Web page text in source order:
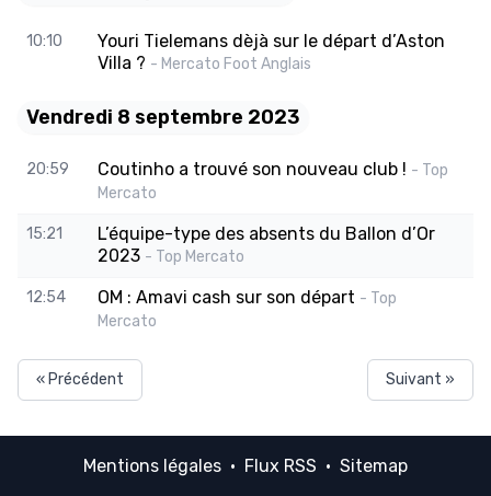
10:10
Youri Tielemans dèjà sur le départ d’Aston
Villa ? - Mercato Foot Anglais
Vendredi 8 septembre 2023
20:59 Coutinho a trouvé son nouveau club ! - Top
Mercato
15:21
L’équipe-type des absents du Ballon d’Or
2023 - Top Mercato
12:54 OM : Amavi cash sur son départ - Top
Mercato
« Précédent Suivant »
Mentions légales · Flux RSS · Sitemap